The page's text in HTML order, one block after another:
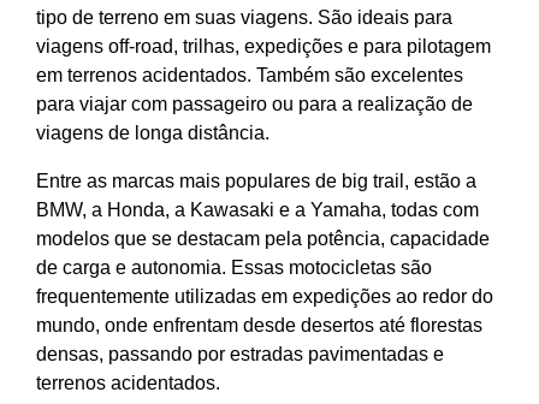
tipo de terreno em suas viagens. São ideais para
viagens off-road, trilhas, expedições e para pilotagem
em terrenos acidentados. Também são excelentes
para viajar com passageiro ou para a realização de
viagens de longa distância.
Entre as marcas mais populares de big trail, estão a
BMW, a Honda, a Kawasaki e a Yamaha, todas com
modelos que se destacam pela potência, capacidade
de carga e autonomia. Essas motocicletas são
frequentemente utilizadas em expedições ao redor do
mundo, onde enfrentam desde desertos até florestas
densas, passando por estradas pavimentadas e
terrenos acidentados.